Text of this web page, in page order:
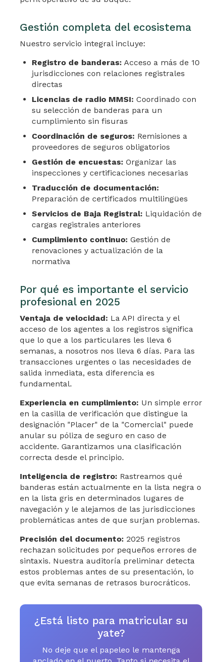
Gestión completa del ecosistema
Nuestro servicio integral incluye:
Registro de banderas: Acceso a más de 10
jurisdicciones con relaciones registrales
directas
Licencias de radio MMSI: Coordinado con
su selección de banderas para un
cumplimiento sin fisuras
Coordinación de seguros: Remisiones a
proveedores de seguros obligatorios
Gestión de encuestas: Organizar las
inspecciones y certificaciones necesarias
Traducción de documentación:
Preparación de certificados multilingües
Servicios de Baja Registral: Liquidación de
cargas registrales anteriores
Cumplimiento continuo: Gestión de
renovaciones y actualización de la
normativa
Por qué es importante el servicio
profesional en 2025
Ventaja de velocidad: La API directa y el
acceso de los agentes a los registros significa
que lo que a los particulares les lleva 6
semanas, a nosotros nos lleva 6 días. Para las
transacciones urgentes o las necesidades de
salida inmediata, esta diferencia es
fundamental.
Experiencia en cumplimiento: Un simple error
en la casilla de verificación que distingue la
designación "Placer" de la "Comercial" puede
anular su póliza de seguro en caso de
accidente. Garantizamos una clasificación
correcta desde el principio.
Inteligencia de registro: Rastreamos qué
banderas están actualmente en la lista negra o
en la lista gris en determinados lugares de
navegación y le alejamos de las jurisdicciones
problemáticas antes de que surjan problemas.
Precisión del documento: 2025 registros
rechazan solicitudes por pequeños errores de
sintaxis. Nuestra auditoría preliminar detecta
estos problemas antes de su presentación, lo
que evita semanas de retrasos burocráticos.
¿Está listo para matricular su
yate?
No deje que el papeleo le mantenga